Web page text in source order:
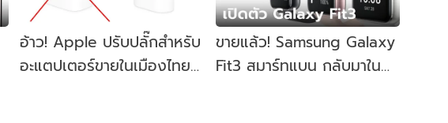
อ้าว! Apple ปรับปลั๊กสำหรับ
อะแตปเตอร์ขายในเมืองไทย
ขายแล้ว! Samsung Galaxy
Fit3 สมาร์ทแบน กลับมาใน